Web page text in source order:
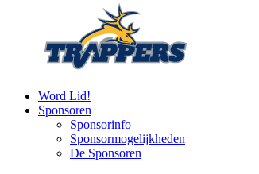
Word Lid!
Sponsoren
Sponsorinfo
Sponsormogelijkheden
De Sponsoren